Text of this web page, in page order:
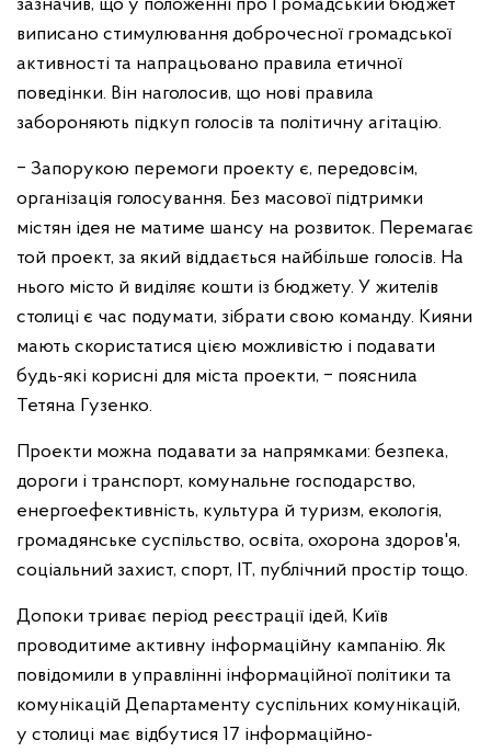
зазначив, що у положенні про Громадський бюджет
виписано стимулювання доброчесної громадської
активності та напрацьовано правила етичної
поведінки. Він наголосив, що нові правила
забороняють підкуп голосів та політичну агітацію.
‒ Запорукою перемоги проекту є, передовсім,
організація голосування. Без масової підтримки
містян ідея не матиме шансу на розвиток. Перемагає
той проект, за який віддається найбільше голосів. На
нього місто й виділяє кошти із бюджету. У жителів
столиці є час подумати, зібрати свою команду. Кияни
мають скористатися цією можливістю і подавати
будь-які корисні для міста проекти, ‒ пояснила
Тетяна Гузенко.
Проекти можна подавати за напрямками: безпека,
дороги і транспорт, комунальне господарство,
енергоефективність, культура й туризм, екологія,
громадянське суспільство, освіта, охорона здоров'я,
соціальний захист, спорт, ІТ, публічний простір тощо.
Допоки триває період реєстрації ідей, Київ
проводитиме активну інформаційну кампанію. Як
повідомили в управлінні інформаційної політики та
комунікацій Департаменту суспільних комунікацій,
у столиці має відбутися 17 інформаційно-